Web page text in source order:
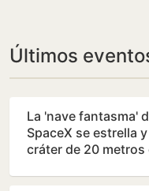
Últimos
La 'nave fantasma'
SpaceX se estrella
cráter de 20 metros